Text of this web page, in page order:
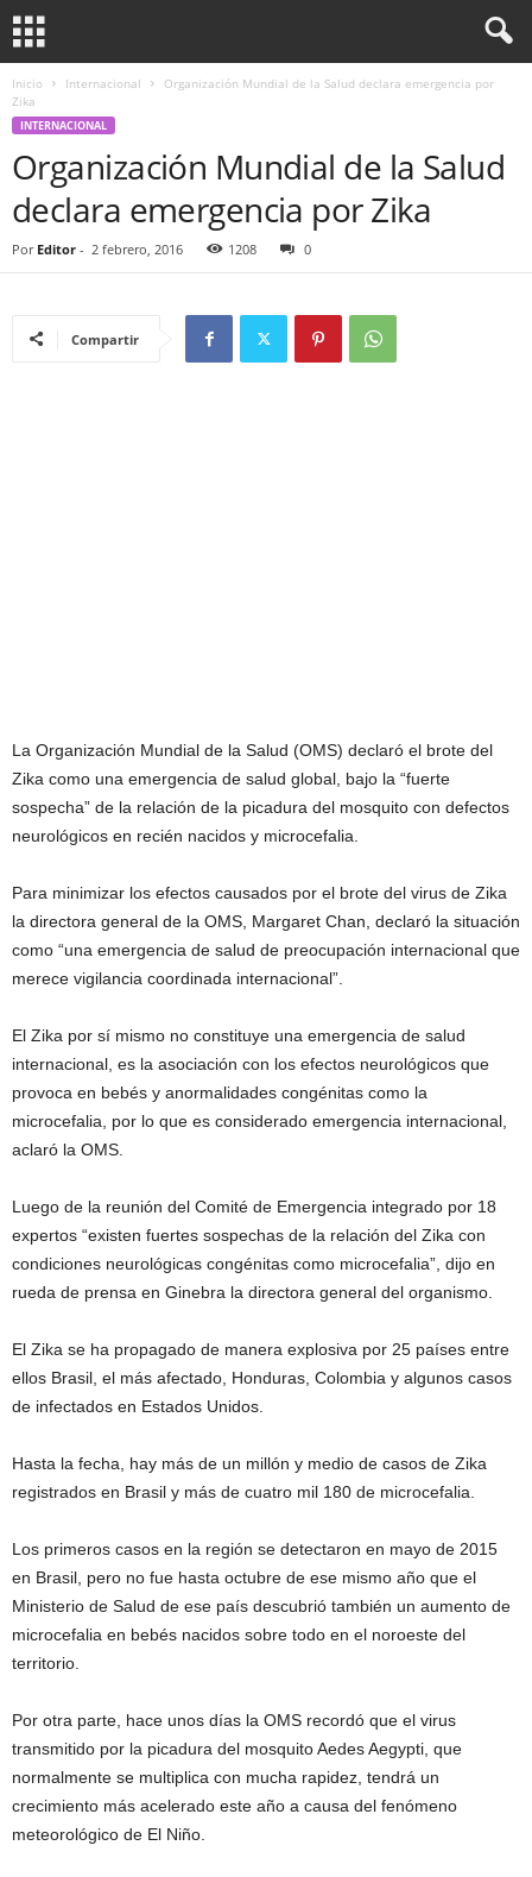
Inicio Internacional
Organización Mundial de la Salud declara emergencia por
Zika
INTERNACIONAL
Organización Mundial de la Salud
declara emergencia por Zika
Por Editor - 2 febrero, 2016 1208 0
Compartir
La Organización Mundial de la Salud (OMS) declaró el brote del
Zika como una emergencia de salud global, bajo la “fuerte
sospecha” de la relación de la picadura del mosquito con defectos
neurológicos en recién nacidos y microcefalia.
Para minimizar los efectos causados por el brote del virus de Zika
la directora general de la OMS, Margaret Chan, declaró la situación
como “una emergencia de salud de preocupación internacional que
merece vigilancia coordinada internacional”.
El Zika por sí mismo no constituye una emergencia de salud
internacional, es la asociación con los efectos neurológicos que
provoca en bebés y anormalidades congénitas como la
microcefalia, por lo que es considerado emergencia internacional,
aclaró la OMS.
Luego de la reunión del Comité de Emergencia integrado por 18
expertos “existen fuertes sospechas de la relación del Zika con
condiciones neurológicas congénitas como microcefalia”, dijo en
rueda de prensa en Ginebra la directora general del organismo.
El Zika se ha propagado de manera explosiva por 25 países entre
ellos Brasil, el más afectado, Honduras, Colombia y algunos casos
de infectados en Estados Unidos.
Hasta la fecha, hay más de un millón y medio de casos de Zika
registrados en Brasil y más de cuatro mil 180 de microcefalia.
Los primeros casos en la región se detectaron en mayo de 2015
en Brasil, pero no fue hasta octubre de ese mismo año que el
Ministerio de Salud de ese país descubrió también un aumento de
microcefalia en bebés nacidos sobre todo en el noroeste del
territorio.
Por otra parte, hace unos días la OMS recordó que el virus
transmitido por la picadura del mosquito Aedes Aegypti, que
normalmente se multiplica con mucha rapidez, tendrá un
crecimiento más acelerado este año a causa del fenómeno
meteorológico de El Niño.